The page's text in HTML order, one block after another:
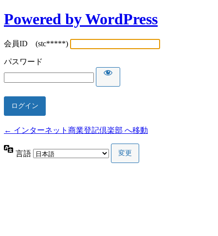
Powered by WordPress
会員ID (stc*****)
パスワード
← インターネット商業登記倶楽部 へ移動
言語